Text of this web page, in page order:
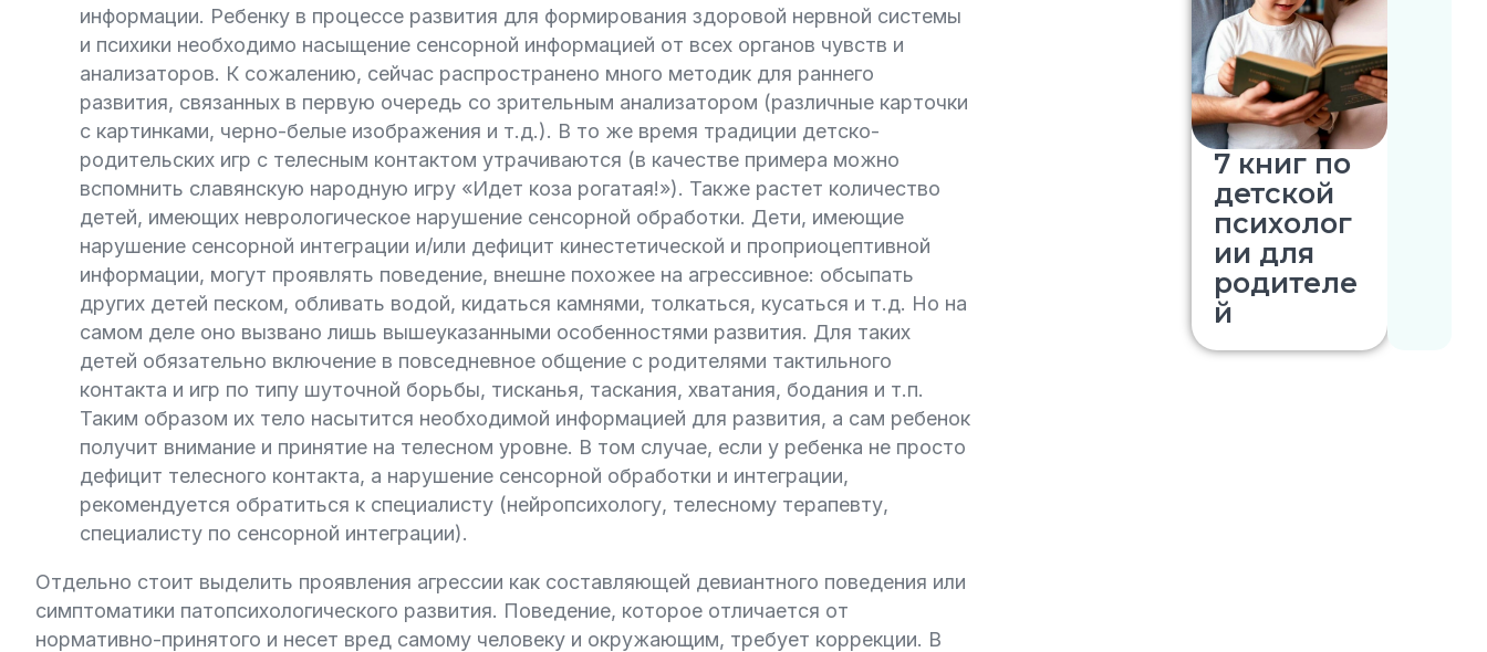
информации. Ребенку в процессе развития для формирования здоровой нервной системы
и психики необходимо насыщение сенсорной информацией от всех органов чувств и
анализаторов. К сожалению, сейчас распространено много методик для раннего
развития, связанных в первую очередь со зрительным анализатором (различные карточки
с картинками, черно-белые изображения и т.д.). В то же время традиции детско-
родительских игр с телесным контактом утрачиваются (в качестве примера можно
вспомнить славянскую народную игру «Идет коза рогатая!»). Также растет количество
детей, имеющих неврологическое нарушение сенсорной обработки. Дети, имеющие
нарушение сенсорной интеграции и/или дефицит кинестетической и проприоцептивной
информации, могут проявлять поведение, внешне похожее на агрессивное: обсыпать
других детей песком, обливать водой, кидаться камнями, толкаться, кусаться и т.д. Но на
самом деле оно вызвано лишь вышеуказанными особенностями развития. Для таких
детей обязательно включение в повседневное общение с родителями тактильного
контакта и игр по типу шуточной борьбы, тисканья, таскания, хватания, бодания и т.п.
Таким образом их тело насытится необходимой информацией для развития, а сам ребенок
получит внимание и принятие на телесном уровне. В том случае, если у ребенка не просто
дефицит телесного контакта, а нарушение сенсорной обработки и интеграции,
рекомендуется обратиться к специалисту (нейропсихологу, телесному терапевту,
специалисту по сенсорной интеграции).
Отдельно стоит выделить проявления агрессии как составляющей девиантного поведения или
симптоматики патопсихологического развития. Поведение, которое отличается от
нормативно-принятого и несет вред самому человеку и окружающим, требует коррекции. В
7 книг по
детской
психолог
ии для
родителе
й